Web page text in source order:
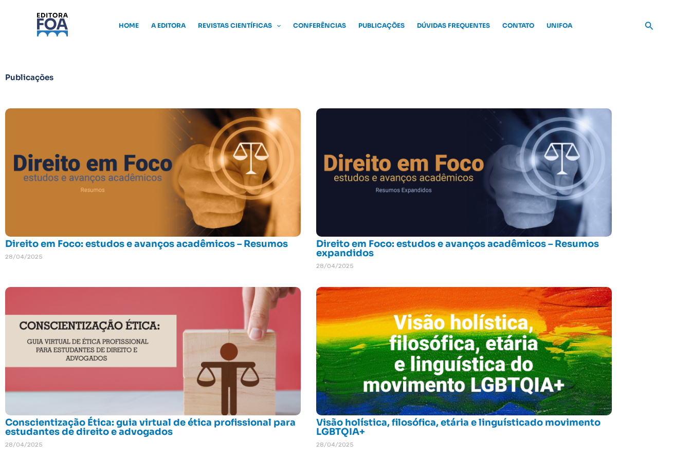
HOME A EDITORA REVISTAS CIENTÍFICAS CONFERÊNCIAS PUBLICAÇÕES DÚVIDAS FREQUENTES CONTATO UNIFOA Pesquisar
Publicações
Direito em Foco: estudos e avanços acadêmicos – Resumos
28/04/2025
Direito em Foco: estudos e avanços acadêmicos – Resumos
expandidos
28/04/2025
Conscientização Ética: guia virtual de ética profissional para
estudantes de direito e advogados
28/04/2025
Visão holística, filosófica, etária e linguísticado movimento
LGBTQIA+
28/04/2025